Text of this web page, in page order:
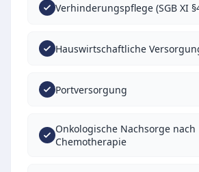
Verhinderungspflege (SGB XI
Hauswirtschaftliche
Portversorgung
Onkologische Nachsorge nach
Chemotherapie